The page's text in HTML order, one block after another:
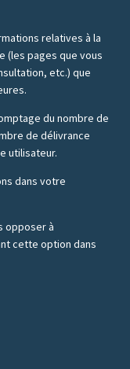
relatives à la
(les pages que vous
etc.) que
du nombre de
de délivrance
utilisateur.
dans votre
opposer à
cette option dans